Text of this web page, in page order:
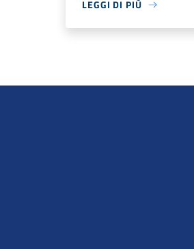
LEGGI DI PIÙ